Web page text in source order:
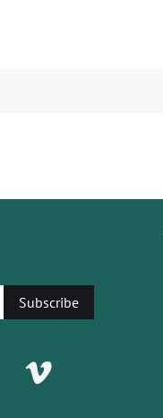
Subscribe